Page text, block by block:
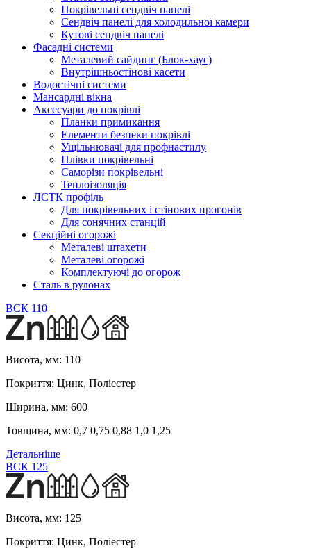
Покрівельні сендвіч панелі
Сендвіч панелі для холодильної камери
Кутові сендвіч панелі
Фасадні системи
Металевий сайдинг (Блок-хаус)
Внутрішньостінові касети
Водостічні системи
Мансардні вікна
Аксесуари до покрівлі
Планки примикання
Елементи безпеки покрівлі
Ущільнювачі для профнастилу
Плівки покрівельні
Саморізи покрівельні
Теплоізоляція
ЛСТК профіль
Для покрівельних і стінових прогонів
Для сонячних станцій
Секційні огорожі
Металеві штахети
Металеві огорожі
Комплектуючі до огорож
Сталь в рулонах
ВСК 110
Висота, мм: 110
Покриття: Цинк, Поліестер
Ширина, мм: 600
Товщина, мм: 0,7 0,75 0,88 1,0 1,25
Детальніше
ВСК 125
Висота, мм: 125
Покриття: Цинк, Поліестер